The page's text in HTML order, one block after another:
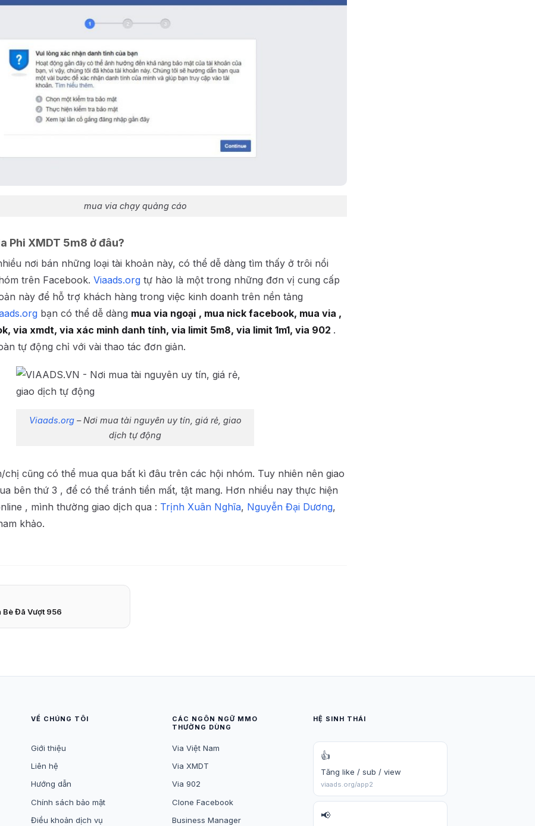
mua via chạy quảng cáo
Phi XMDT 5m8 ở đâu?
nơi bán những loại tài khoản này, có thể dễ dàng tìm thấy ở trôi nổi
trên Facebook. Viaads.org tự hào là một trong những đơn vị cung cấp
này để hỗ trợ khách hàng trong việc kinh doanh trên nền tảng
bạn có thể dễ dàng mua via ngoại , mua nick facebook, mua via ,
via xmdt, via xác minh danh tính, via limit 5m8, via limit 1m1, via 902 .
tự động chỉ với vài thao tác đơn giản.
Viaads.org– Nơi mua tài nguyên uy tín, giá rẻ, giao
dịch tự động
chị cũng có thể mua qua bất kì đâu trên các hội nhóm. Tuy nhiên nên giao
bên thứ 3 , để có thể tránh tiền mất, tật mang. Hơn nhiều nay thực hiện
, mình thường giao dịch qua : Trịnh Xuân Nghĩa, Nguyễn Đại Dương,
khảo.
Bè Đã Vượt 956
VỀ CHÚNG TÔI
Giới thiệu
Liên hệ
Hướng dẫn
Chính sách bảo mật
Điều khoản dịch vụ
CÁC NGÔN NGỮ MMO
THƯỜNG DÙNG
Via Việt Nam
Via XMDT
Via 902
Clone Facebook
Business Manager
HỆ SINH THÁI
👍
Tăng like / sub / view
viaads.org/app2
📢